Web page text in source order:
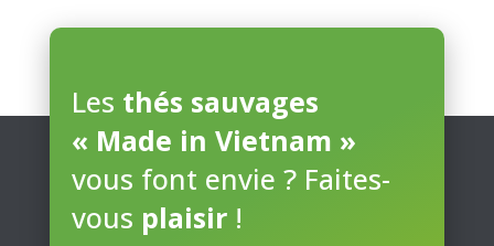
Les
être
choisies
sur
la
page
du
Les thés sauvages
« Made in Vietnam »
vous font envie ? Faites-
vous plaisir!